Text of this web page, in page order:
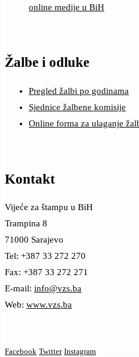
online medije u BiH
Žalbe i odluke
Pregled žalbi po godinama
Sjednice žalbene komisije
Online forma za ulaganje
Kontakt
Vijeće za štampu u BiH
Trampina 8
71000 Sarajevo
Tel: +387 33 272 270
Fax: +387 33 272 271
E-mail: info@vzs.ba
Web: www.vzs.ba
Facebook Twitter Instagram